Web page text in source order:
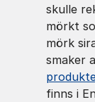
skulle
mörkt
mörk
smaker
finns i